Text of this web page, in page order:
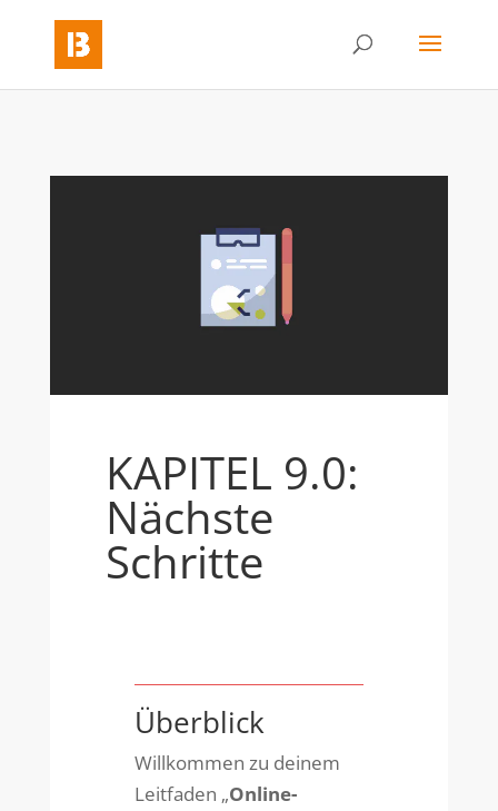
KAPITEL 9.0:
Nächste
Schritte
Überblick
Willkommen zu deinem
Leitfaden „Online-